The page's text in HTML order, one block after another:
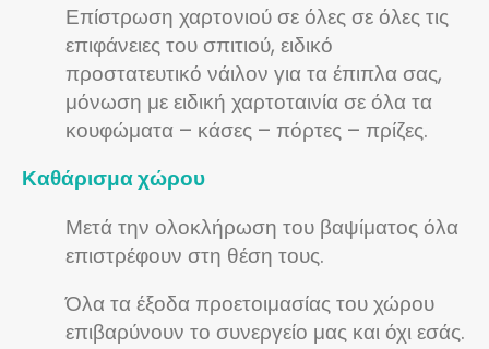
Επίστρωση χαρτονιού σε όλες σε όλες τις
επιφάνειες του σπιτιού, ειδικό
προστατευτικό νάιλον για τα έπιπλα σας,
μόνωση με ειδική χαρτοταινία σε όλα τα
κουφώματα – κάσες – πόρτες – πρίζες.
Καθάρισμα χώρου
Μετά την ολοκλήρωση του βαψίματος όλα
επιστρέφουν στη θέση τους.
Όλα τα έξοδα προετοιμασίας του χώρου
επιβαρύνουν το συνεργείο μας και όχι εσάς.